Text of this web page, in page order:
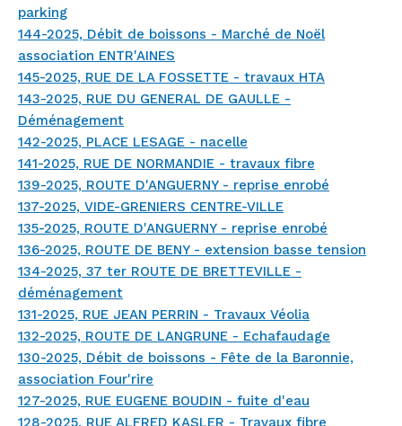
parking
144-2025, Débit de boissons - Marché de Noël
association ENTR'AINES
145-2025, RUE DE LA FOSSETTE - travaux HTA
143-2025, RUE DU GENERAL DE GAULLE -
Déménagement
142-2025, PLACE LESAGE - nacelle
141-2025, RUE DE NORMANDIE - travaux fibre
139-2025, ROUTE D'ANGUERNY - reprise enrobé
137-2025, VIDE-GRENIERS CENTRE-VILLE
135-2025, ROUTE D'ANGUERNY - reprise enrobé
136-2025, ROUTE DE BENY - extension basse tension
134-2025, 37 ter ROUTE DE BRETTEVILLE -
déménagement
131-2025, RUE JEAN PERRIN - Travaux Véolia
132-2025, ROUTE DE LANGRUNE - Echafaudage
130-2025, Débit de boissons - Fête de la Baronnie,
association Four'rire
127-2025, RUE EUGENE BOUDIN - fuite d'eau
128-2025, RUE ALFRED KASLER - Travaux fibre